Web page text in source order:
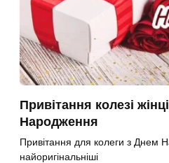
Привітання колезі
Народження
Привітання для колеги з Днем
найоригінальніші